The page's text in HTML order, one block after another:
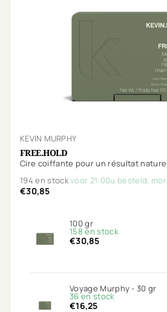
KEVIN MURPHY
FREE.HOLD
Cire coiffante pour un résultat
194 en stockvoor 21:00u besteld,
€30,85
100 gr
158 en stock
€30,85
Voyage Murphy - 30 gr
36 en stock
€16,25